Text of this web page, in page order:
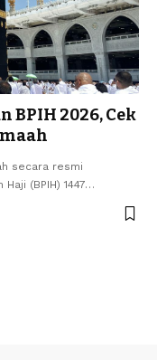
BPIH 2026, Cek
secara resmi
(BPIH) 1447…